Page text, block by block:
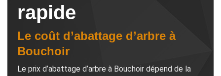
rapide
Le coût d’abattage d’arbre à
Bouchoir
Le prix d’abattage d’arbre à Bouchoir dépend de la